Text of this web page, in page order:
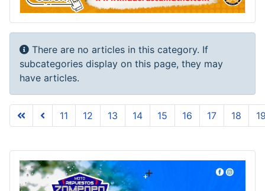
Info
There are no articles in this category. If
subcategories display on this page, they may
have articles.
Page 20 of 20
11 12 13 14 15 16 17 18